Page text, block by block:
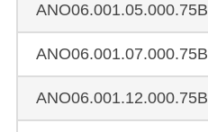
ANO06.001.05.000.75B
ANO06.001.07.000.75B
ANO06.001.12.000.75B